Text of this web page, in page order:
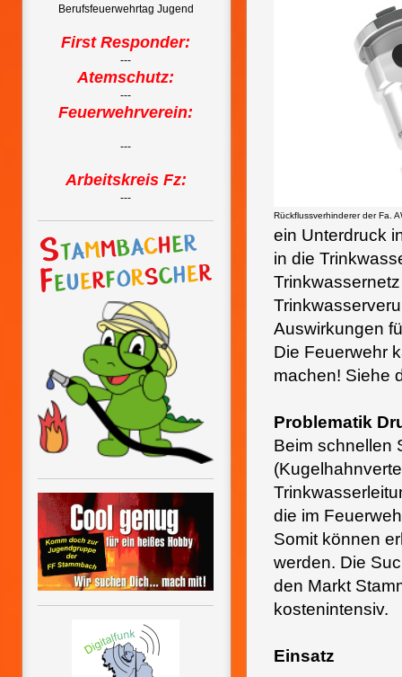
Berufsfeuerwehrtag Jugend
First Responder:
---
Atemschutz:
---
Feuerwehrverein:
---
Arbeitskreis Fz:
---
Rückflussverhinderer der Fa.
ein Unterdruck
in die
Auswirkungen
Die Feuerwehr
machen! Siehe
Problematik
Beim schnellen
die im
Somit können
werden. Die
den Markt
kostenintensiv.
Einsatz